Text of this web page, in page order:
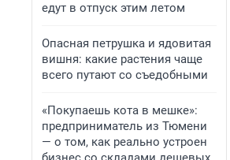
едут в отпуск этим летом
Опасная петрушка и ядовитая
вишня: какие растения чаще
всего путают со съедобными
«Покупаешь кота в мешке»:
предприниматель из Тюмени
— о том, как реально устроен